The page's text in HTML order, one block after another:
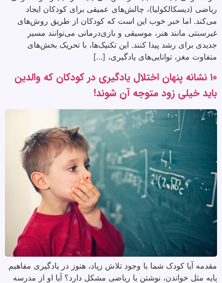
ریاضی (دیسکالکولیا)، چالش‌های عمیقی برای کودکان ایجاد
می‌کند. اما خبر خوب این است که کودکان از طریق روش‌های
غیرسنتی مانند هنر، موسیقی و بازی‌درمانی می‌توانند مسیر
جدیدی برای رشد پیدا کنند. این تکنیک‌ها، با تحریک بخش‌های
متفاوت مغز، توانایی‌های یادگیری، […]
۱۰ نشانه پنهان اختلال یادگیری در کودکان که والدین
باید خیلی زود متوجه آن شوند!
مقدمه آیا کودک شما با وجود تلاش زیاد، هنوز در یادگیری مفاهیم
پایه مثل خواندن، نوشتن یا ریاضی مشکل دارد؟ آیا او از مدرسه